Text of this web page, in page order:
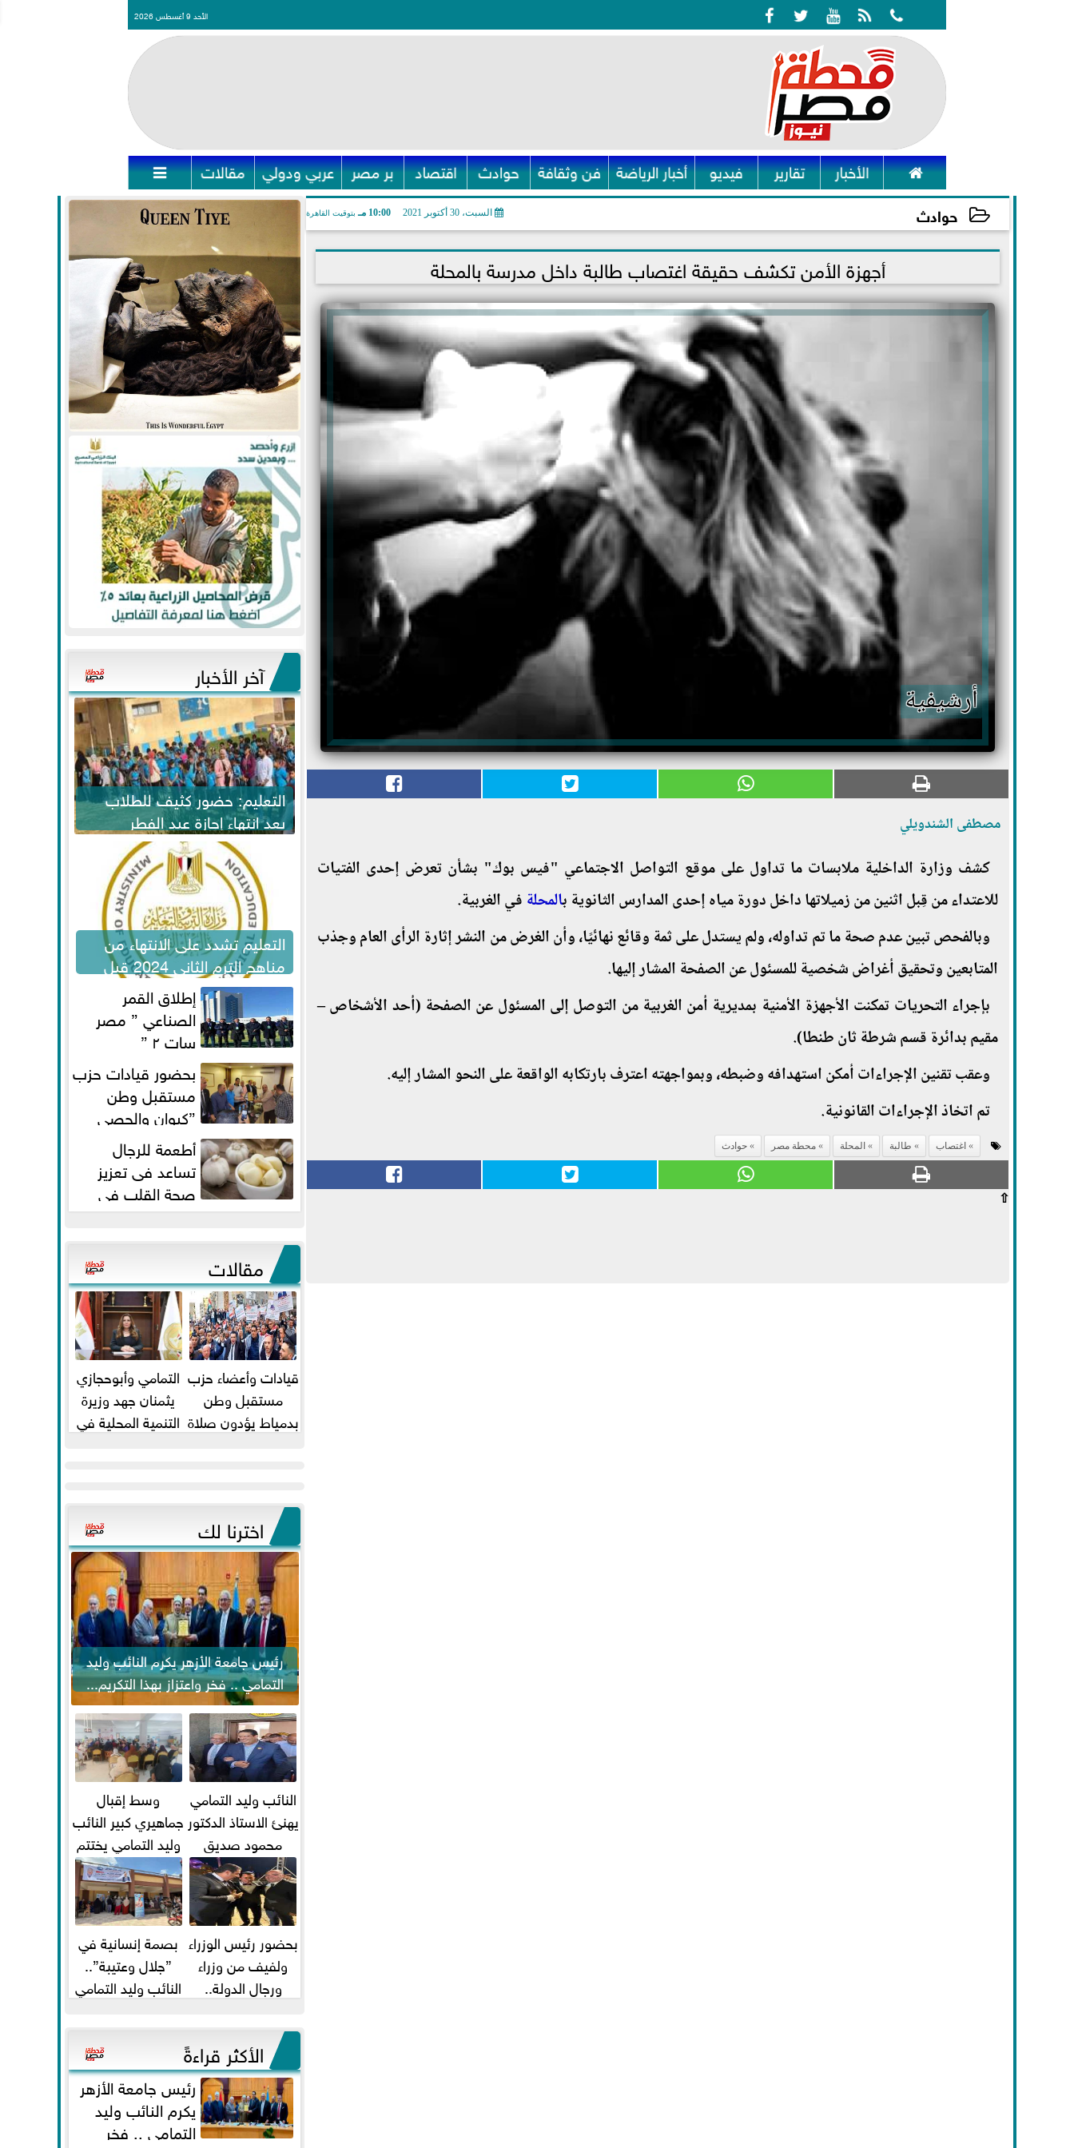
     الأحد 9 أغسطس 2026
 الأخبار تقارير فيديو أخبار الرياضة فن وثقافة حوادث اقتصاد بر مصر عربي ودولي مقالات 
حوادث السبت، 30 أكتوبر 2021 10:00 مـ بتوقيت القاهرة
2021-10-30 22:00:41 أجهزة الأمن تكشف حقيقة اغتصاب طالبة داخل مدرسة بالمحلة
أرشيفية
مصطفى الشندويلي
كشف وزارة الداخلية ملابسات ما تداول على موقع التواصل الاجتماعي "فيس بوك" بشأن تعرض إحدى الفتيات
للاعتداء من قِبل اثنين من زميلاتها داخل دورة مياه إحدى المدارس الثانوية بالمحلة في الغربية.
وبالفحص تبين عدم صحة ما تم تداوله، ولم يستدل على ثمة وقائع نهائيًا، وأن الغرض من النشر إثارة الرأى العام وجذب
المتابعين وتحقيق أغراض شخصية للمسئول عن الصفحة المشار إليها.
بإجراء التحريات تمكنت الأجهزة الأمنية بمديرية أمن الغربية من التوصل إلى المسئول عن الصفحة (أحد الأشخاص –
مقيم بدائرة قسم شرطة ثان طنطا).
وعقب تقنين الإجراءات أمكن استهدافه وضبطه، وبمواجهته اعترف بارتكابه الواقعة على النحو المشار إليه.
تم اتخاذ الإجراءات القانونية.
اغتصاب طالبة المحلة محطة مصر حوادث
⇧
آخر الأخبار
التعليم: حضور كثيف للطلاب
بعد انتهاء إجازة عيد الفطر
لاستكمال المناهج
التعليم تشدد على الانتهاء من
مناهج الترم الثاني 2024 قبل
الامتحانات
إطلاق القمر
الصناعي ” مصر
سات ٢ ”
بحضور قيادات حزب
مستقبل وطن
”كيوان والحصي
والتمامي وابوحجازي وعيسي” أمانه
كفر...
أطعمة للرجال
تساعد فى تعزيز
صحة القلب فى
سن الأربعين
مقالات
قيادات وأعضاء حزب
مستقبل وطن
بدمياط يؤدون صلاة
التمامي وأبوحجازي
يثمنان جهد وزيرة
التنمية المحلية في
اخترنا لك
رئيس جامعة الأزهر يكرم النائب وليد
التمامي .. فخر واعتزاز بهذا التكريم...
النائب وليد التمامي
يهنئ الاستاذ الدكتور
محمود صديق
تكليفة قائم باعمال
...
وسط إقبال
جماهيري كبير النائب
وليد التمامي يختتم
أضخم قافلة طبية
مجانية...
بحضور رئيس الوزراء
ولفيف من وزراء
ورجال الدولة..
ومحمد...
بصمة إنسانية في
”جلال وعتيبة”..
النائب وليد التمامي
شيحة يداويان...
الأكثر قراءةً
رئيس جامعة الأزهر
يكرم النائب وليد
التمامي .. فخر